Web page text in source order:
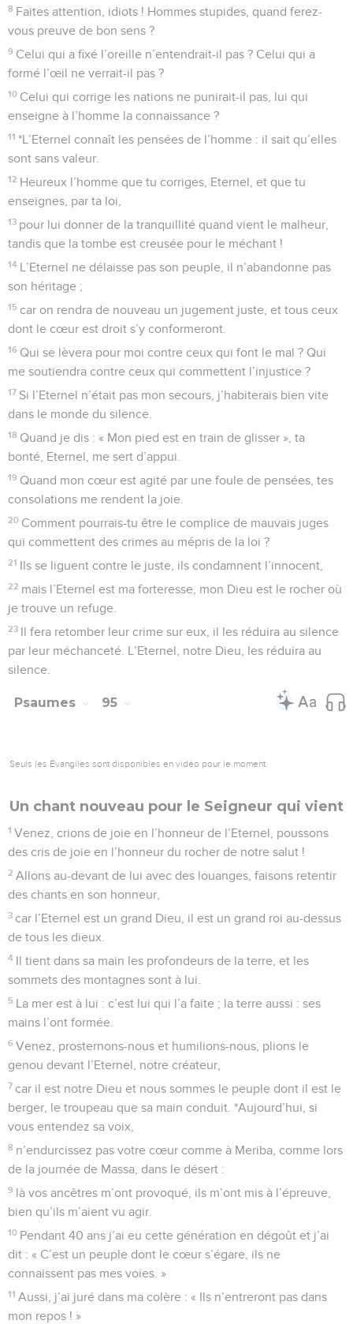
8 Faites attention, idiots ! Hommes stupides, quand ferez-
vous preuve de bon sens ?
9 Celui qui a fixé l’oreille n’entendrait-il pas ? Celui qui a
formé l’œil ne verrait-il pas ?
10 Celui qui corrige les nations ne punirait-il pas, lui qui
enseigne à l’homme la connaissance ?
11 *L’Eternel connaît les pensées de l’homme : il sait qu’elles
sont sans valeur.
12 Heureux l’homme que tu corriges, Eternel, et que tu
enseignes, par ta loi,
13 pour lui donner de la tranquillité quand vient le malheur,
tandis que la tombe est creusée pour le méchant !
14 L’Eternel ne délaisse pas son peuple, il n’abandonne pas
son héritage ;
15 car on rendra de nouveau un jugement juste, et tous ceux
dont le cœur est droit s’y conformeront.
16 Qui se lèvera pour moi contre ceux qui font le mal ? Qui
me soutiendra contre ceux qui commettent l’injustice ?
17 Si l’Eternel n’était pas mon secours, j’habiterais bien vite
dans le monde du silence.
18 Quand je dis : « Mon pied est en train de glisser », ta
bonté, Eternel, me sert d’appui.
19 Quand mon cœur est agité par une foule de pensées, tes
consolations me rendent la joie.
20 Comment pourrais-tu être le complice de mauvais juges
qui commettent des crimes au mépris de la loi ?
21 Ils se liguent contre le juste, ils condamnent l’innocent,
22 mais l’Eternel est ma forteresse, mon Dieu est le rocher où
je trouve un refuge.
23 Il fera retomber leur crime sur eux, il les réduira au silence
par leur méchanceté. L’Eternel, notre Dieu, les réduira au
silence.
Psaumes 95
Seuls les Évangiles sont disponibles en vidéo pour le moment.
Un chant nouveau pour le Seigneur qui vient
1 Venez, crions de joie en l’honneur de l’Eternel, poussons
des cris de joie en l’honneur du rocher de notre salut !
2 Allons au-devant de lui avec des louanges, faisons retentir
des chants en son honneur,
3 car l’Eternel est un grand Dieu, il est un grand roi au-dessus
de tous les dieux.
4 Il tient dans sa main les profondeurs de la terre, et les
sommets des montagnes sont à lui.
5 La mer est à lui : c’est lui qui l’a faite ; la terre aussi : ses
mains l’ont formée.
6 Venez, prosternons-nous et humilions-nous, plions le
genou devant l’Eternel, notre créateur,
7 car il est notre Dieu et nous sommes le peuple dont il est le
berger, le troupeau que sa main conduit. *Aujourd’hui, si
vous entendez sa voix,
8 n’endurcissez pas votre cœur comme à Meriba, comme lors
de la journée de Massa, dans le désert :
9 là vos ancêtres m’ont provoqué, ils m’ont mis à l’épreuve,
bien qu’ils m’aient vu agir.
10 Pendant 40 ans j’ai eu cette génération en dégoût et j’ai
dit : « C’est un peuple dont le cœur s’égare, ils ne
connaissent pas mes voies. »
11 Aussi, j’ai juré dans ma colère : « Ils n’entreront pas dans
mon repos ! »